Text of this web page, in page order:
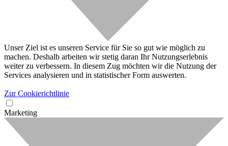
Unser Ziel ist es unseren Service für Sie so gut wie möglich zu
machen. Deshalb arbeiten wir stetig daran Ihr Nutzungserlebnis
weiter zu verbessern. In diesem Zug möchten wir die Nutzung der
Services analysieren und in statistischer Form auswerten.
Zur Cookierichtlinie
Marketing